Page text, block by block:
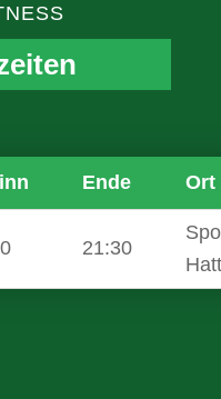
Ende Ort
21:30